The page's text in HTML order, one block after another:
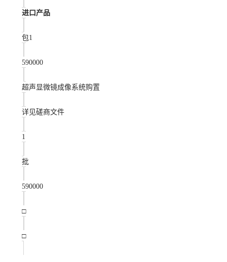
进口产品
包1
590000
超声显微镜成像系统购置
详见磋商文件
1
批
590000
□
□